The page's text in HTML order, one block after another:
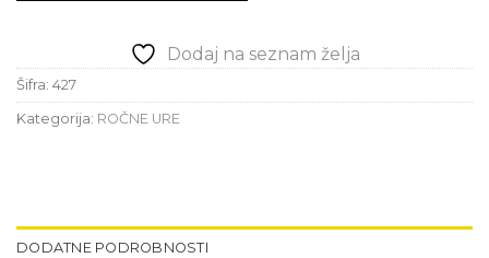
Dodaj na seznam želja
Šifra: 427
Kategorija: ROČNE URE
DODATNE PODROBNOSTI